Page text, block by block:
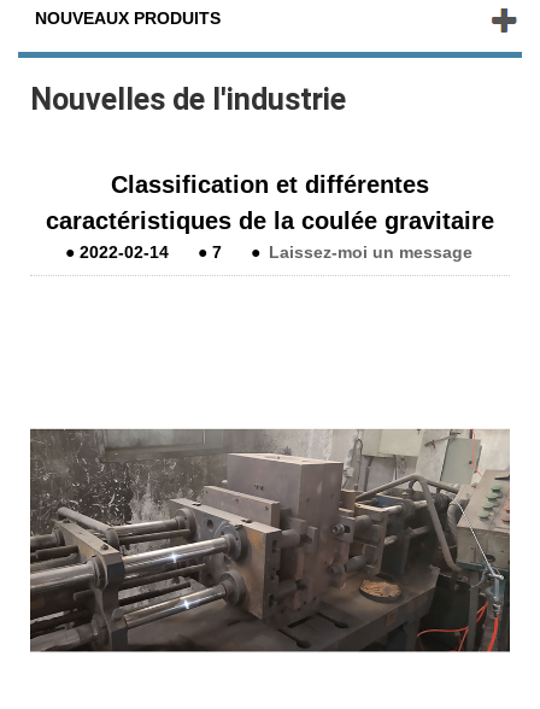
NOUVEAUX PRODUITS
Nouvelles de l'industrie
Classification et différentes
caractéristiques de la coulée gravitaire
● 2022-02-14 ● 7 ● Laissez-moi un message